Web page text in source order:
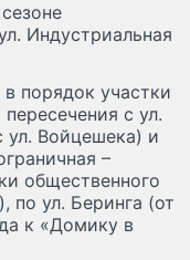
Индустриальная
порядок участки
с ул.
ул. Войцешека) и
–
общественного
по ул. Беринга (от
к «Домику в